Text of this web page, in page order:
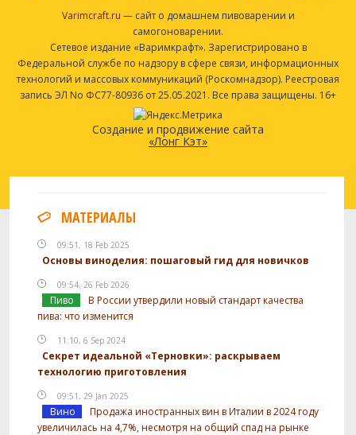
Varimcraft.ru — сайт о домашнем пивоварении и
самогоноварении.
Сетевое издание «Варимкрафт». Зарегистрировано в
Федеральной службе по надзору в сфере связи, информационных
технологий и массовых коммуникаций (Роскомнадзор). Реестровая
запись ЭЛ No ФС77-80936 от 25.05.2021. Все права защищены. 16+
Создание и продвижение сайта
«Лонг Кэт»
МАТЕРИАЛЫ
09:51, 18 Feb 2025
Основы виноделия: пошаговый гид для новичков
09:54, 26 Feb 2026
Пиво
В России утвердили новый стандарт качества
пива: что изменится
11:10, 6 Sep 2024
Секрет идеальной «Терновки»: раскрываем
технологию приготовления
09:51, 29 Jan 2025
Вино
Продажа иностранных вин в Италии в 2024 году
увеличилась на 4,7%, несмотря на общий спад на рынке